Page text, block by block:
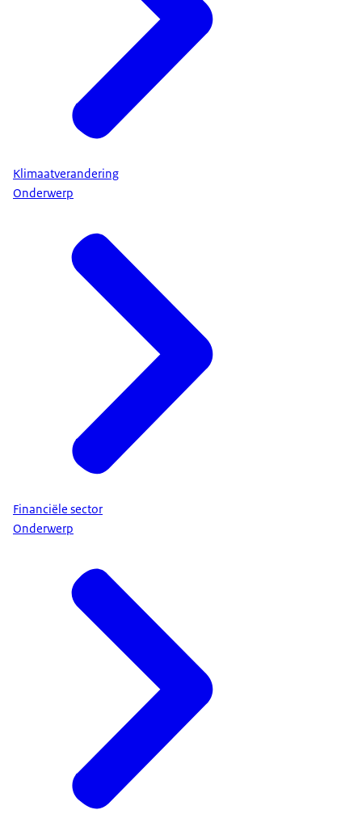
Klimaatverandering
Onderwerp
Financiële sector
Onderwerp